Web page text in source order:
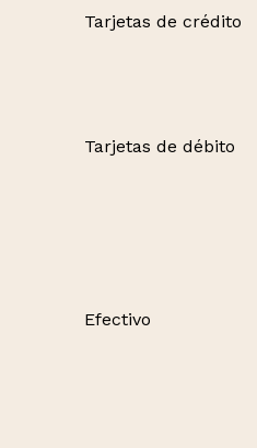
Tarjetas de crédito
Tarjetas de débito
Efectivo